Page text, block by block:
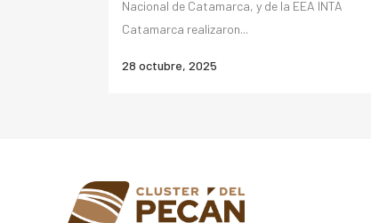
Nacional de Catamarca, y de la EEA INTA
Catamarca realizaron...
28 octubre, 2025